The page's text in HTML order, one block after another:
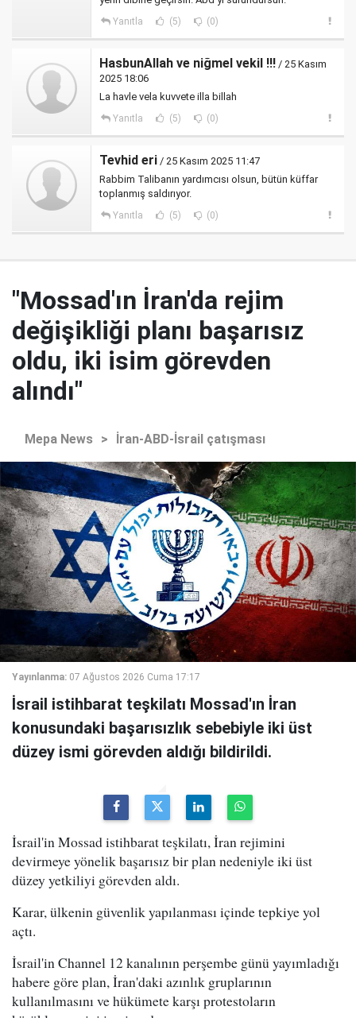
Yanıtla (5) (0)
HasbunAllah ve niğmel vekil !!! / 25 Kasım
2025 18:06
La havle vela kuvvete illa billah
Yanıtla (5) (0)
Tevhid eri / 25 Kasım 2025 11:47
Rabbim Talibanın yardımcısı olsun, bütün küffar
toplanmış saldırıyor.
Yanıtla (5) (0)
"Mossad'ın İran'da rejim
değişikliği planı başarısız
oldu, iki isim görevden
alındı"
Mepa News > İran-ABD-İsrail çatışması
Yayınlanma: 07 Ağustos 2026 Cuma 17:17
İsrail istihbarat teşkilatı Mossad'ın İran
konusundaki başarısızlık sebebiyle iki üst
düzey ismi görevden aldığı bildirildi.
İsrail'in Mossad istihbarat teşkilatı, İran rejimini
devirmeye yönelik başarısız bir plan nedeniyle iki üst
düzey yetkiliyi görevden aldı.
Karar, ülkenin güvenlik yapılanması içinde tepkiye yol
açtı.
İsrail'in Channel 12 kanalının perşembe günü yayımladığı
habere göre plan, İran'daki azınlık gruplarının
kullanılmasını ve hükümete karşı protestoların